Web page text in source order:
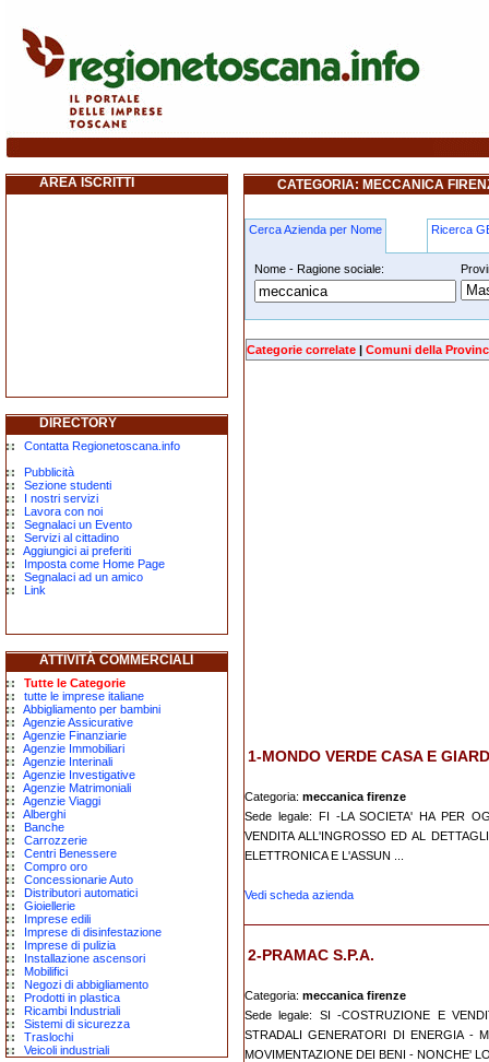
meccanica firenze
AREA ISCRITTI
DIRECTORY
Contatta Regionetoscana.info
Pubblicità
Sezione studenti
I nostri servizi
Lavora con noi
Segnalaci un Evento
Servizi al cittadino
Aggiungici ai preferiti
Imposta come Home Page
Segnalaci ad un amico
Link
ATTIVITÀ COMMERCIALI
Tutte le Categorie
tutte le imprese italiane
Abbigliamento per bambini
Agenzie Assicurative
Agenzie Finanziarie
Agenzie Immobiliari
Agenzie Interinali
Agenzie Investigative
Agenzie Matrimoniali
Agenzie Viaggi
Alberghi
Banche
Carrozzerie
Centri Benessere
Compro oro
Concessionarie Auto
Distributori automatici
Gioiellerie
Imprese edili
Imprese di disinfestazione
Imprese di pulizia
Installazione ascensori
Mobilifici
Negozi di abbigliamento
Prodotti in plastica
Ricambi Industriali
Sistemi di sicurezza
Traslochi
Veicoli industriali
CATEGORIA: MECCANICA
Cerca Azienda per Nome Ricerca
Nome - Ragione sociale:
meccanica firenze
Categorie correlate | Comuni della
1-MONDO VERDE CASA E
Categoria: meccanica firenze
Sede legale: FI -LA SOCIETA' HA PER
VENDITA ALL'INGROSSO ED AL
ELETTRONICA E L'ASSUN ...
Vedi scheda azienda
2-PRAMAC S.P.A.
Categoria: meccanica firenze
Sede legale: SI -COSTRUZIONE E
STRADALI GENERATORI DI ENERGIA -
MOVIMENTAZIONE DEI BENI - NONCHE'